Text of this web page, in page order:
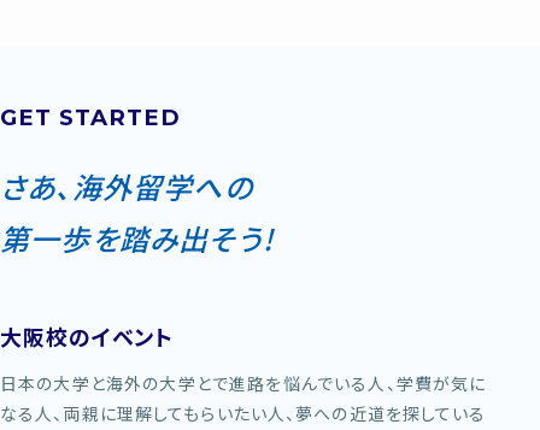
GET STARTED
さあ、海外留学への
第一歩を踏み出そう!
大阪校のイベント
日本の大学と海外の大学とで進路を悩んでいる人、学費が気に
なる人、両親に理解してもらいたい人、夢への近道を探している